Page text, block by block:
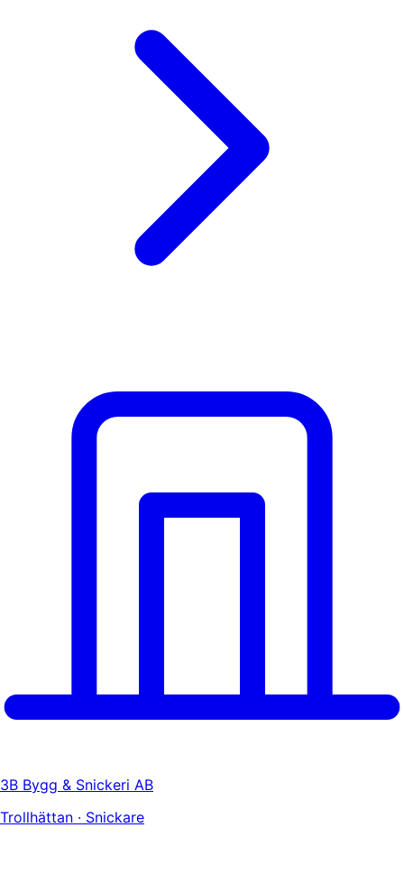
3B Bygg & Snickeri AB
Trollhättan · Snickare